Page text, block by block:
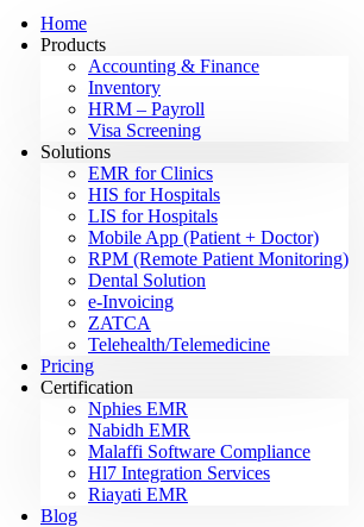
Home
Products
Accounting & Finance
Inventory
HRM – Payroll
Visa Screening
Solutions
EMR for Clinics
HIS for Hospitals
LIS for Hospitals
Mobile App (Patient + Doctor)
RPM (Remote Patient Monitoring)
Dental Solution
e-Invoicing
ZATCA
Telehealth/Telemedicine
Pricing
Certification
Nphies EMR
Nabidh EMR
Malaffi Software Compliance
Hl7 Integration Services
Riayati EMR
Blog